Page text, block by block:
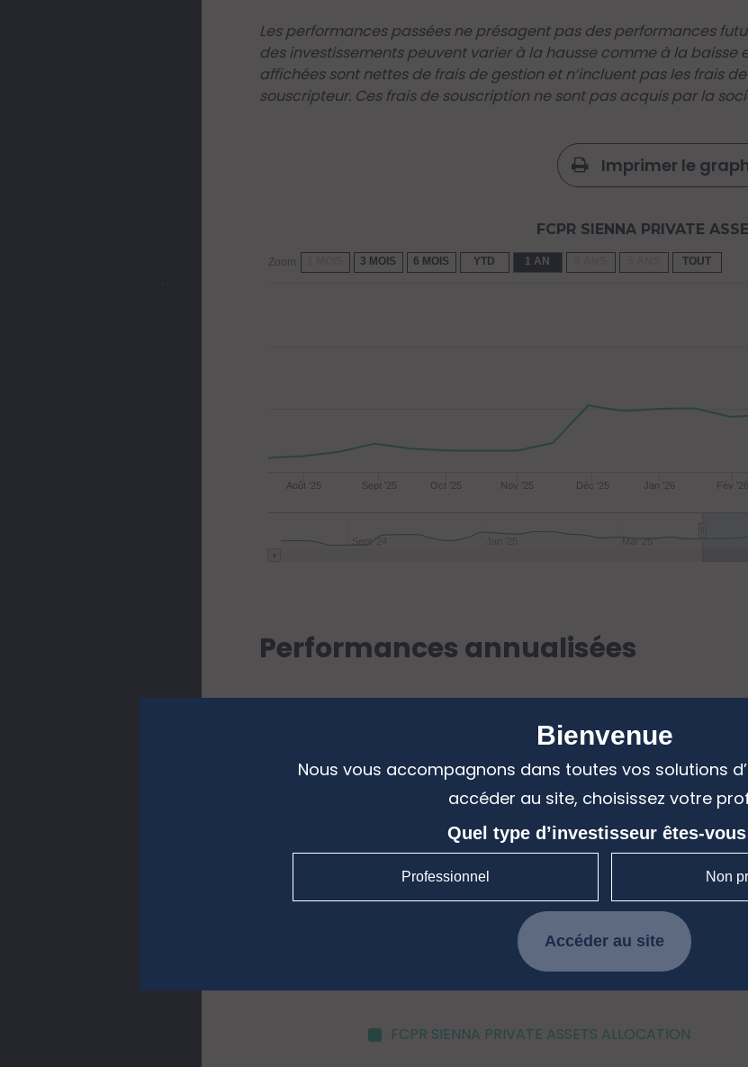
Les performances passées ne présagent pas des performances
des investissements peuvent varier à la hausse comme à la
affichées sont nettes de frais de gestion et n’incluent pas les frais
souscripteur. Ces frais de souscription ne sont pas acquis par la
Imprimer le
Zoom 3 MOIS 6 MOIS YTD 1 AN TOUT
FCPR SIENNA PRIVATE
Août '25 Sept '25 Oct '25 Nov '25 Déc '25 Jan '26 Fév '26
Sept '24 Mai '25
Performances annualisées
FCPR SIENNA PRIVATE ASSETS ALLOCATION
Bienvenue
Nous vous accompagnons dans toutes vos solutions
accéder au site, choisissez votre
Quel type d’investisseur êtes-
Professionnel Non
Accéder au site